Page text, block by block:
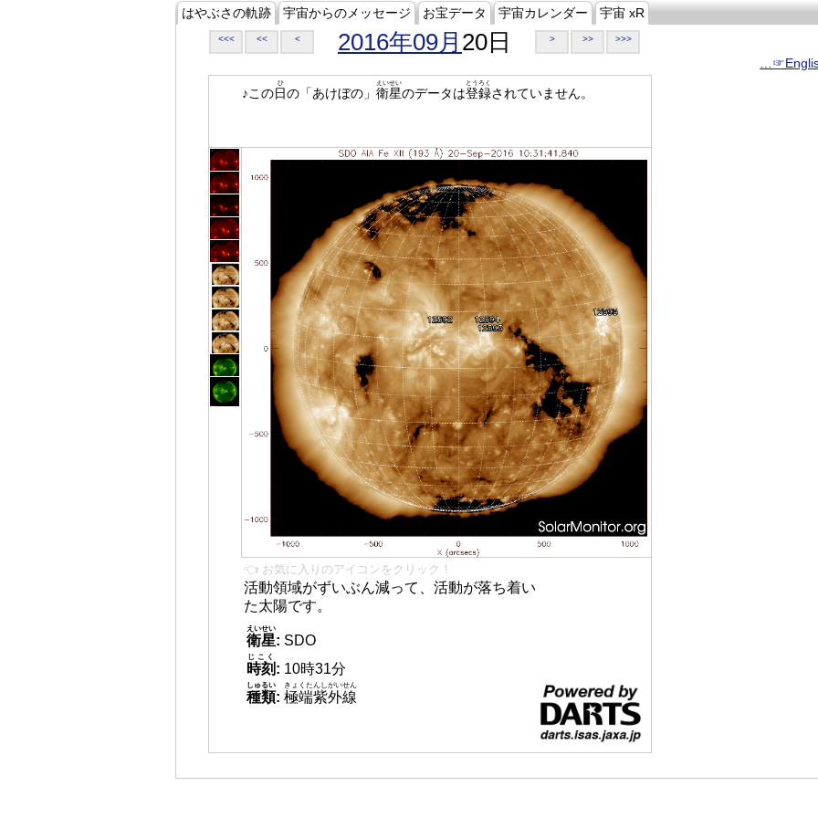
はやぶさの軌跡 宇宙からのメッセージ お宝データ 宇宙カレンダー 宇宙 xR
<<< << < 2016年09月 20日 > >> >>>
♪この日
ひ
の「あけぼの」 衛星
えいせい
のデータは登録
とうろく
されていません。
👈 お気に入りのアイコンをクリック！
活動領域がずいぶん減って、活動が落ち着い
た太陽です。
衛星
えいせい
: SDO
時刻
じこく
: 10時31分
種類
しゅるい
: 極端紫外線
きょくたんしがいせん